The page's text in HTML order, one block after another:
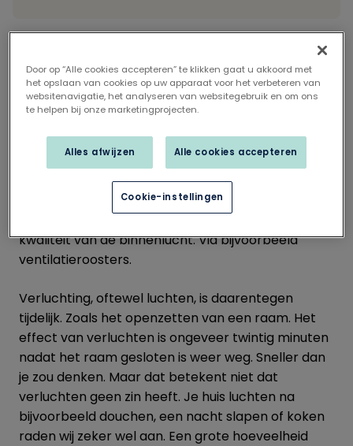
Verschil ventilatie en
verluchting
Er zit een groot verschil tussen ventilatie en
verluchting. Ventileren is constant nieuwe
kwaliteit van de binnenlucht. Via bijvoorbeeld
ventilatieroosters.
Verluchting, oftewel luchten, is daarentegen
tijdelijk. Zoals het openzetten van een raam. Het
effect van verluchten is ongeveer twintig minuten
nadat het raam gesloten is weer weg. Sneller dan
je zou denken. Maar dat betekent niet dat
verluchten geen zin heeft. Je huis luchten na
bijvoorbeeld douchen, een nacht slapen of koken
raden wij zeker wel aan. Een grote hoeveelheid
Deel dit artikel op
Door op “Alle cookies accepteren” te klikken gaat u akkoord met
het opslaan van cookies op uw apparaat voor het verbeteren van
websitenavigatie, het analyseren van websitegebruik en om ons
te helpen bij onze marketingprojecten.
Alles afwijzen Alle cookies accepteren
Cookie-instellingen